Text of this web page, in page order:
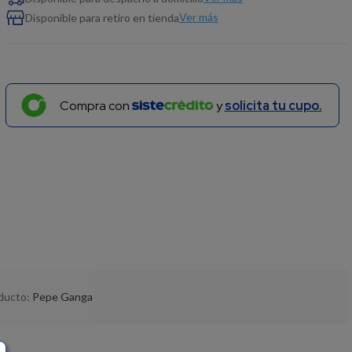
Disponible para retiro en tiendaVer más
Compra con ysolicita tu cupo.
Pepe Ganga